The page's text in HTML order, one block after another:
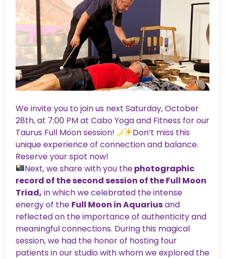
We invite you to join us next Saturday, October
28th, at 7:00 PM at Cabo Yoga and Fitness for our
Taurus Full Moon session!
Don’t miss this
unique experience of connection and balance.
Reserve your spot now!
Next, we share with you thephotographic
record of the second session of the Full Moon
Triad, in which we celebrated the intense
energy of the Full Moon in Aquariusand
reflected on the importance of authenticity and
meaningful connections. During this magical
session, we had the honor of hosting four
patients in our studio with whom we explored the